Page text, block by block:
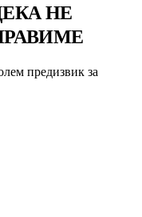
НЕ
предизвик за